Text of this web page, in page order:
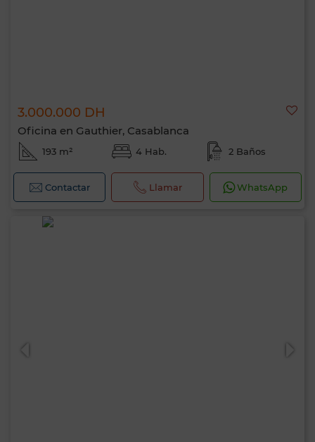
3.000.000 DH
Oficina en Gauthier, Casablanca
193 m² 4 Hab. 2 Baños
Contactar Llamar WhatsApp